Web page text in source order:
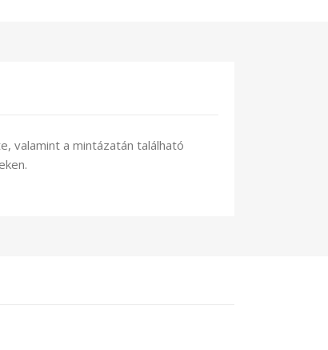
valamint a mintázatán található